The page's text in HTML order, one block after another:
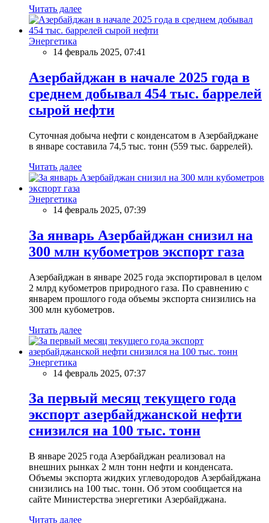
Читать далее
Энергетика
14 февраль 2025, 07:41
Азербайджан в начале 2025 года в
среднем добывал 454 тыс. баррелей
сырой нефти
Суточная добыча нефти с конденсатом в Азербайджане
в январе составила 74,5 тыс. тонн (559 тыс. баррелей).
Читать далее
Энергетика
14 февраль 2025, 07:39
За январь Азербайджан снизил на
300 млн кубометров экспорт газа
Азербайджан в январе 2025 года экспортировал в целом
2 млрд кубометров природного газа. По сравнению с
январем прошлого года объемы экспорта снизились на
300 млн кубометров.
Читать далее
Энергетика
14 февраль 2025, 07:37
За первый месяц текущего года
экспорт азербайджанской нефти
снизился на 100 тыс. тонн
В январе 2025 года Азербайджан реализовал на
внешних рынках 2 млн тонн нефти и конденсата.
Объемы экспорта жидких углеводородов Азербайджана
снизились на 100 тыс. тонн. Об этом сообщается на
сайте Министерства энергетики Азербайджана.
Читать далее